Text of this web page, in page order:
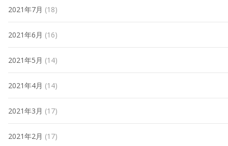
2021年7月 (18)
2021年6月 (16)
2021年5月 (14)
2021年4月 (14)
2021年3月 (17)
2021年2月 (17)